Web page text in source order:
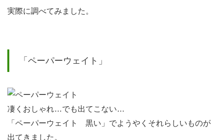
実際に調べてみました。
「ペーパーウェイト」
凄くおしゃれ…でも出てこない…
「ペーパーウェイト 黒い」でようやくそれらしいものが
出てきました。